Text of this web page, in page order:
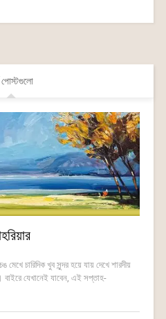
পোস্টগুলো
চারিদিক খুব সুন্দর হয়ে যায় দেখে শারদীয়
যেখানেই যাবেন, এই সপ্তাহ-